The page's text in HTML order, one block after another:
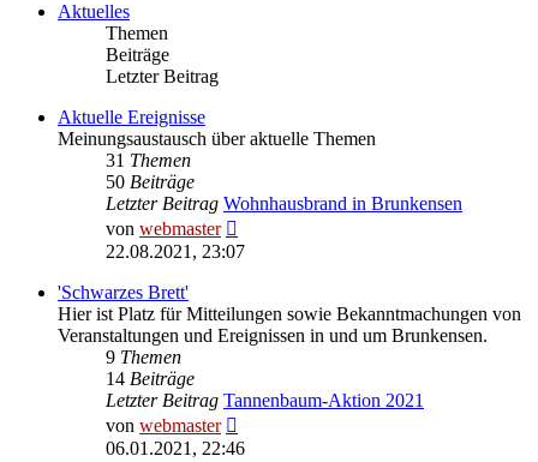
Aktuelles
Themen
Beiträge
Letzter Beitrag
Aktuelle Ereignisse
Meinungsaustausch über aktuelle Themen
31 Themen
50 Beiträge
Letzter Beitrag Wohnhausbrand in Brunkensen
von webmaster
Beitrag
22.08.2021, 23:07
'Schwarzes Brett'
Hier ist Platz für Mitteilungen sowie Bekanntmachungen von
Veranstaltungen und Ereignissen in und um Brunkensen.
9 Themen
14 Beiträge
Letzter Beitrag Tannenbaum-Aktion 2021
von webmaster
Beitrag
06.01.2021, 22:46